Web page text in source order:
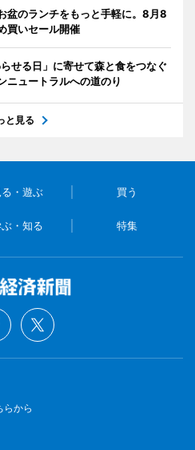
盆のランチをもっと手軽に。8月8
買いセール開催
せる日」に寄せて森と食をつなぐ
ニュートラルへの道のり
と見る
る・遊ぶ 買う
・知る 特集
らから